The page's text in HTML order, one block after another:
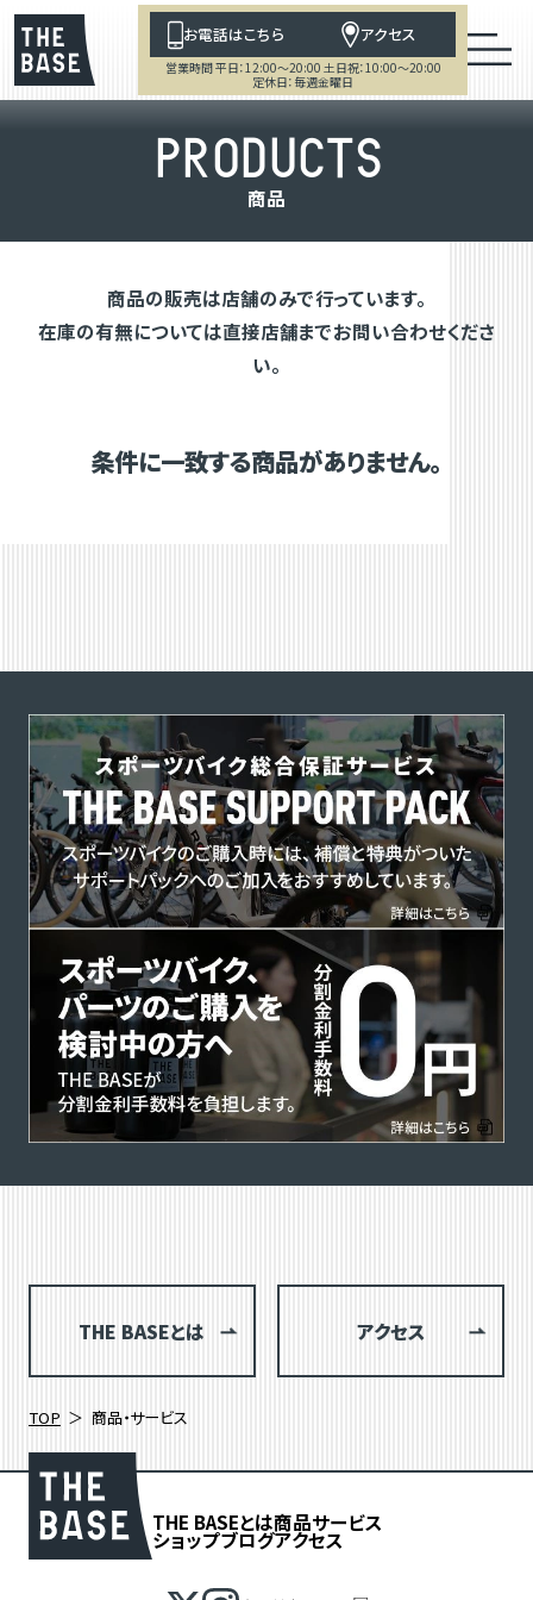
お電話はこちら アクセス
営業時間 平日：12:00～20:00 土日祝：10:00～20:00
定休日：毎週金曜日
PRODUCTS
商品
商品の販売は店舗のみで行っています。
在庫の有無については直接店舗までお問い合わせくださ
い。
条件に一致する商品がありません。
THE BASEとは アクセス
TOP 商品・サービス
THE BASEとは商品サービス
ショップブログアクセス